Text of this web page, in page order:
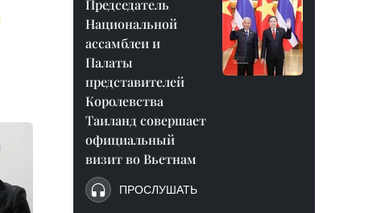
Председатель
Национальной
ассамблеи и
Палаты
представителей
Королевства
Таиланд совершает
официальный
визит во Вьетнам
ПРОСЛУШАТЬ